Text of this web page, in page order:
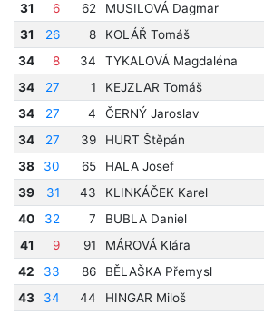
31
6 62 MUSILOVÁ Dagmar
31
26 8 KOLÁŘ Tomáš
34
8 34 TYKALOVÁ Magdaléna
34
27 1 KEJZLAR Tomáš
34
27 4 ČERNÝ Jaroslav
34
27 39 HURT Štěpán
38
30 65 HALA Josef
39
31 43 KLINKÁČEK Karel
40
32 7 BUBLA Daniel
41
9 91 MÁROVÁ Klára
42
33 86 BĚLAŠKA Přemysl
43
34 44 HINGAR Miloš